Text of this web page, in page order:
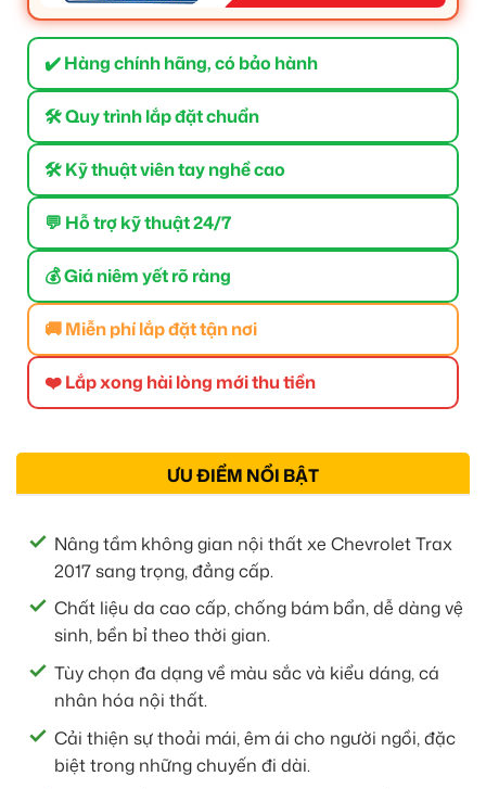
✔️ Hàng chính hãng, có bảo hành
🛠 Quy trình lắp đặt chuẩn
🛠 Kỹ thuật viên tay nghề cao
💬 Hỗ trợ kỹ thuật 24/7
💰 Giá niêm yết rõ ràng
🚚 Miễn phí lắp đặt tận nơi
❤️ Lắp xong hài lòng mới thu tiền
ƯU ĐIỂM NỔI BẬT
Nâng tầm không gian nội thất xe Chevrolet Trax
2017 sang trọng, đẳng cấp.
Chất liệu da cao cấp, chống bám bẩn, dễ dàng vệ
sinh, bền bỉ theo thời gian.
Tùy chọn đa dạng về màu sắc và kiểu dáng, cá
nhân hóa nội thất.
Cải thiện sự thoải mái, êm ái cho người ngồi, đặc
biệt trong những chuyến đi dài.